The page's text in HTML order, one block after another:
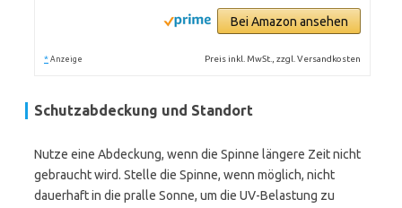
Bei Amazon ansehen
* Anzeige Preis inkl. MwSt., zzgl. Versandkosten
Schutzabdeckung und Standort
Nutze eine Abdeckung, wenn die Spinne längere Zeit nicht
gebraucht wird. Stelle die Spinne, wenn möglich, nicht
dauerhaft in die pralle Sonne, um die UV-Belastung zu